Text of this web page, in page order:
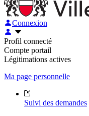
Connexion
Profil connecté
Compte portail
Légitimations actives
Ma page personnelle
Suivi des demandes